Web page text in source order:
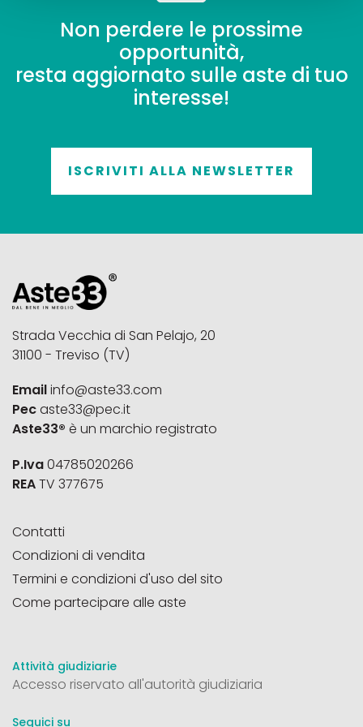
Non perdere le prossime
opportunità,
resta aggiornato sulle aste di tuo
interesse!
ISCRIVITI ALLA NEWSLETTER
Strada Vecchia di San Pelajo, 20
31100 - Treviso (TV)
Emailinfo@aste33.com
Pecaste33@pec.it
Aste33® è un marchio registrato
P.Iva04785020266
REATV 377675
Contatti
Condizioni di vendita
Termini e condizioni d'uso del sito
Come partecipare alle aste
Attività giudiziarie
Accesso riservato all'autorità giudiziaria
Seguici su